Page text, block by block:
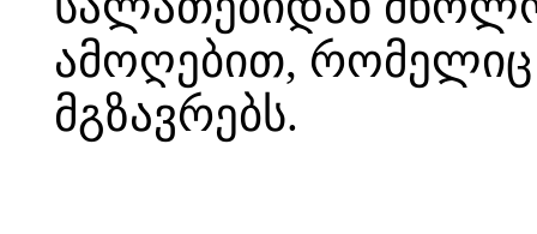
ამოღებით,
მგზავრებს.